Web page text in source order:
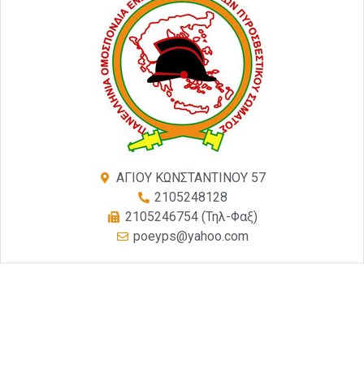
ΑΓΙΟΥ ΚΩΝΣΤΑΝΤΙΝΟΥ 57
2105248128
2105246754 (Τηλ-Φαξ)
poeyps@yahoo.com